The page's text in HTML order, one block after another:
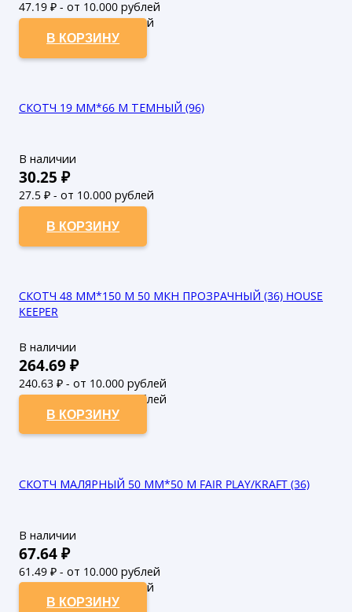
47.19 ₽ - от 10.000 рублей
42.9₽ - от 50.000 рублей
В КОРЗИНУ
СКОТЧ 19 ММ*66 М ТЕМНЫЙ (96)
В наличии
30.25 ₽
27.5 ₽ - от 10.000 рублей
25₽ - от 50.000 рублей
В КОРЗИНУ
СКОТЧ 48 ММ*150 М 50 МКН ПРОЗРАЧНЫЙ (36) HOUSE
KEEPER
В наличии
264.69₽
240.63 ₽ - от 10.000 рублей
218.75₽ - от 50.000 рублей
В КОРЗИНУ
СКОТЧ МАЛЯРНЫЙ 50 ММ*50 М FAIR PLAY/KRAFT (36)
В наличии
67.64₽
61.49 ₽ - от 10.000 рублей
55.9₽ - от 50.000 рублей
В КОРЗИНУ